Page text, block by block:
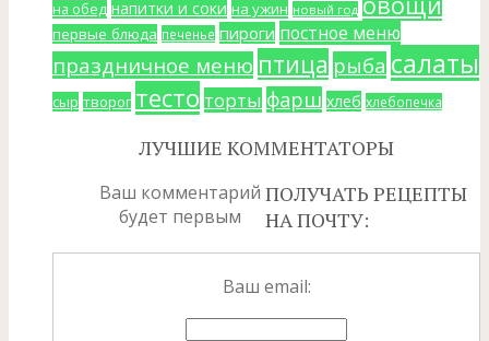
на обед напитки и соки на ужин новый год
первые блюда печенье пироги постное меню
праздничное меню птица рыба салаты
сыр творог тесто торты фарш хлеб хлебопечка
ЛУЧШИЕ КОММЕНТАТОРЫ
Ваш комментарий
будет первым
ПОЛУЧАТЬ РЕЦЕПТЫ
НА ПОЧТУ:
Ваш email: